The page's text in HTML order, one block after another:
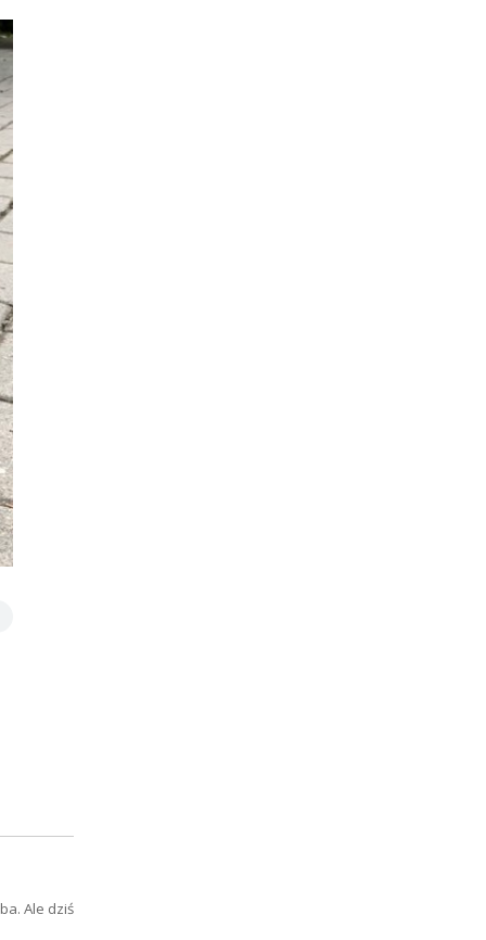
Ale dziś